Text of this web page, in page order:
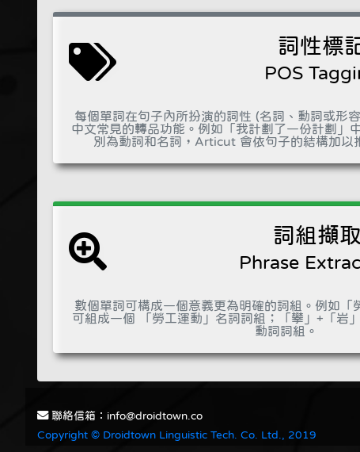
詞性標
POS
每個單詞在句子內所扮演的詞性 (名詞、動詞或
中文常見的轉品功能。例如「我計劃了一份計劃」
別為動詞和名詞，Articut 會依句子的結構加以
詞組擷取
Phrase
數個單詞可構成一個意義更為明確的詞組。例如「
可組成一個 「勞工運動」名詞詞組；「攀」+「岩
動詞詞組。
聯絡信箱：info@droidtown.co
Copyright © Droidtown Linguistic Tech. Co. Ltd., 2019